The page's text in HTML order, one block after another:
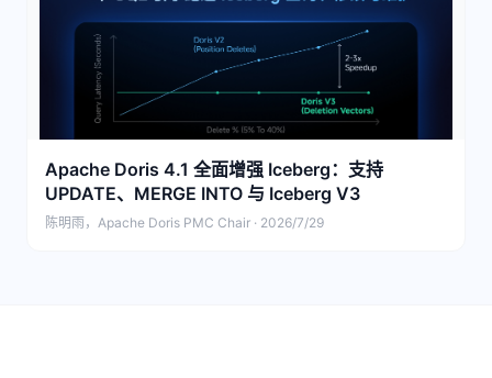
Apache Doris 4.1 全面增强 Iceberg：支持
UPDATE、MERGE INTO 与 Iceberg V3
陈明雨，Apache Doris PMC Chair · 2026/7/29